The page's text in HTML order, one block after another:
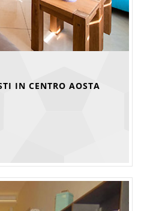
IN CENTRO AOSTA